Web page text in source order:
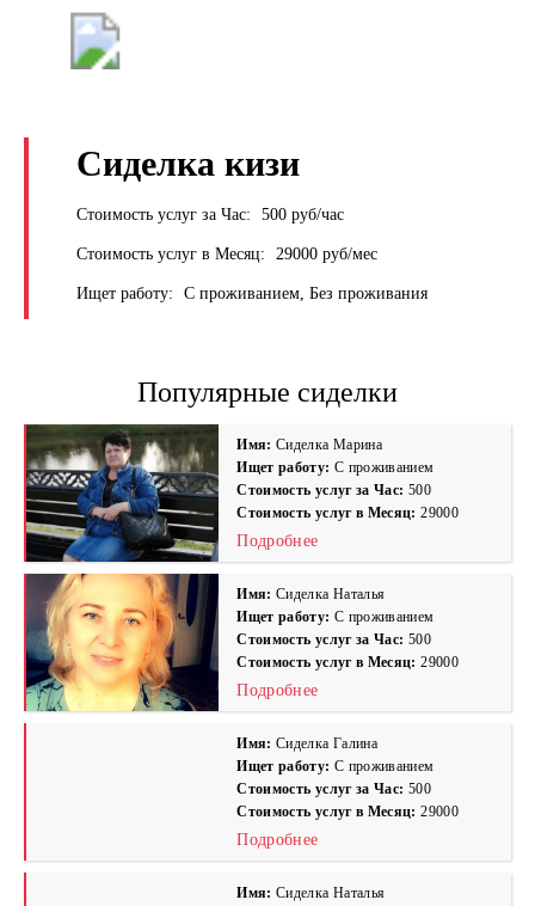
Сиделка кизи
Стоимость услуг за Час: 500 руб/час
Стоимость услуг в Месяц: 29000 руб/мес
Ищет работу: С проживанием, Без проживания
Популярные сиделки
Имя: Сиделка Марина
Ищет работу: С проживанием
Стоимость услуг за Час: 500
Стоимость услуг в Месяц:29000
Подробнее
Имя: Сиделка Наталья
Ищет работу: С проживанием
Стоимость услуг за Час: 500
Стоимость услуг в Месяц:29000
Подробнее
Имя: Сиделка Галина
Ищет работу: С проживанием
Стоимость услуг за Час: 500
Стоимость услуг в Месяц:29000
Подробнее
Имя: Сиделка Наталья